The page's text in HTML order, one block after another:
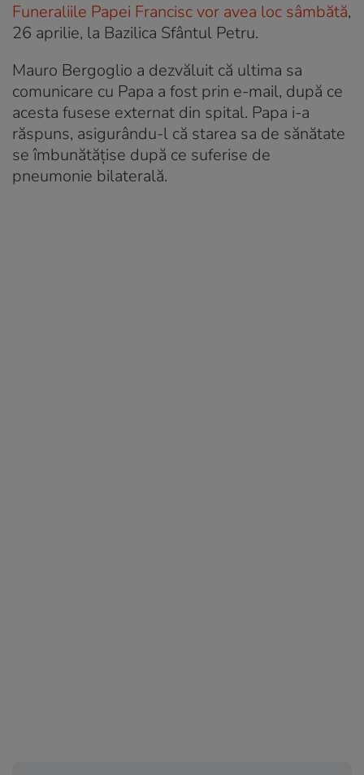
Funeraliile Papei Francisc vor avea loc sâmbătă,
26 aprilie, la Bazilica Sfântul Petru.
Mauro Bergoglio a dezvăluit că ultima sa
comunicare cu Papa a fost prin e-mail, după ce
acesta fusese externat din spital. Papa i-a
răspuns, asigurându-l că starea sa de sănătate
se îmbunătățise după ce suferise de
pneumonie bilaterală.